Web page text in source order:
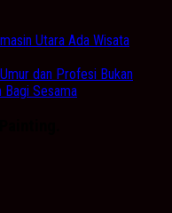
Utara Ada Wisata
dan Profesi Bukan
Bagi Sesama